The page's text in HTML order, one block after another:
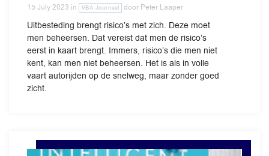
15 July 2023 in VBA Journaal door Peter Laaper
Uitbesteding brengt risico’s met zich. Deze moet
men beheersen. Dat vereist dat men de risico’s
eerst in kaart brengt. Immers, risico’s die men niet
kent, kan men niet beheersen. Het is als in volle
vaart autorijden op de snelweg, maar zonder goed
zicht.